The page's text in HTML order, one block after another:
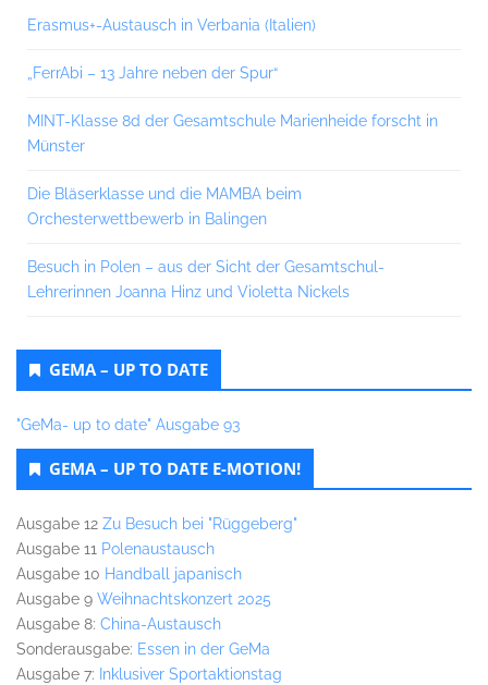
Erasmus+-Austausch in Verbania (Italien)
„FerrAbi – 13 Jahre neben der Spur“
MINT-Klasse 8d der Gesamtschule Marienheide forscht in
Münster
Die Bläserklasse und die MAMBA beim
Orchesterwettbewerb in Balingen
Besuch in Polen – aus der Sicht der Gesamtschul-
Lehrerinnen Joanna Hinz und Violetta Nickels
GEMA – UP TO DATE
"GeMa- up to date" Ausgabe 93
GEMA – UP TO DATE E-MOTION!
Ausgabe 12 Zu Besuch bei "Rüggeberg"
Ausgabe 11 Polenaustausch
Ausgabe 10 Handball japanisch
Ausgabe 9 Weihnachtskonzert 2025
Ausgabe 8: China-Austausch
Sonderausgabe: Essen in der GeMa
Ausgabe 7: Inklusiver Sportaktionstag